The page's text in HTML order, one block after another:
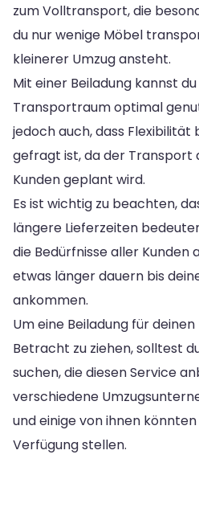
zum Volltransport, die
du nur wenige Möbel
kleinerer Umzug ansteht.
Mit einer Beiladung kannst
Transportraum optimal
jedoch auch, dass Flexibilität
gefragt ist, da der Transport
Kunden geplant wird.
Es ist wichtig zu beachten,
längere Lieferzeiten
die Bedürfnisse aller Kunden
etwas länger dauern bis
ankommen.
Um eine Beiladung für
Betracht zu ziehen, solltest
suchen, die diesen Service
verschiedene
und einige von ihnen
Verfügung stellen.